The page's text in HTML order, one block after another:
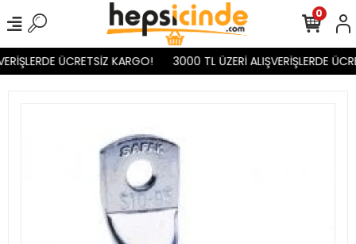
ÜCRETSİZ KARGO! 3000 TL ÜZERİ ALIŞVERİŞLERDE
0